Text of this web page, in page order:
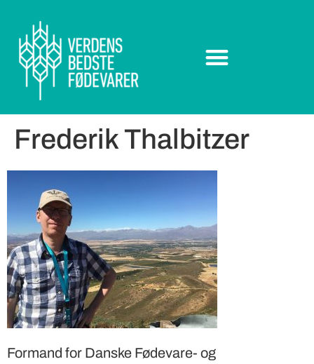
Frederik Thalbitzer
Formand for Danske Fødevare- og